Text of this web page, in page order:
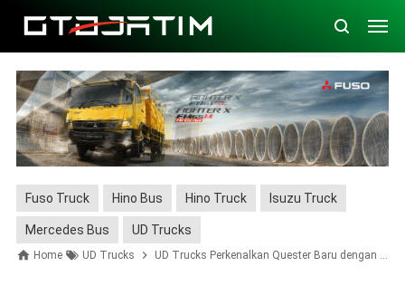
Fuso Truck Hino Bus Hino Truck Isuzu Truck
Mercedes Bus UD Trucks
Home UD Trucks UD Trucks Perkenalkan Quester Baru dengan Transmisi Otomatis ESCOT di GIIAS 2024